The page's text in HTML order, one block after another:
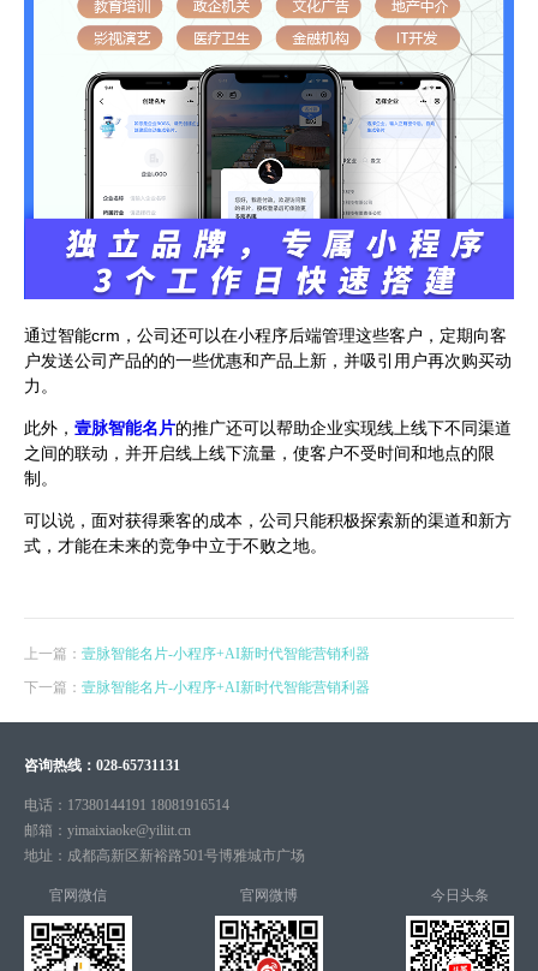
通过智能crm，公司还可以在小程序后端管理这些客户，定期向客
户发送公司产品的的一些优惠和产品上新，并吸引用户再次购买动
力。
此外， 壹脉智能名片的推广还可以帮助企业实现线上线下不同渠道
之间的联动，并开启线上线下流量，使客户不受时间和地点的限
制。
可以说，面对获得乘客的成本，公司只能积极探索新的渠道和新方
式，才能在未来的竞争中立于不败之地。
上一篇： 壹脉智能名片-小程序+AI新时代智能营销利器
下一篇： 壹脉智能名片-小程序+AI新时代智能营销利器
咨询热线： 028-65731131
电话： 17380144191 18081916514
邮箱： yimaixiaoke@yiliit.cn
地址： 成都高新区新裕路501号博雅城市广场
官网微信 官网微博 今日头条